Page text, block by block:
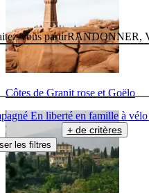
vous partirRANDONNER,
En liberté en famille à vélo
+ de critères
les filtres
Côtes de Granit rose et Goëlo